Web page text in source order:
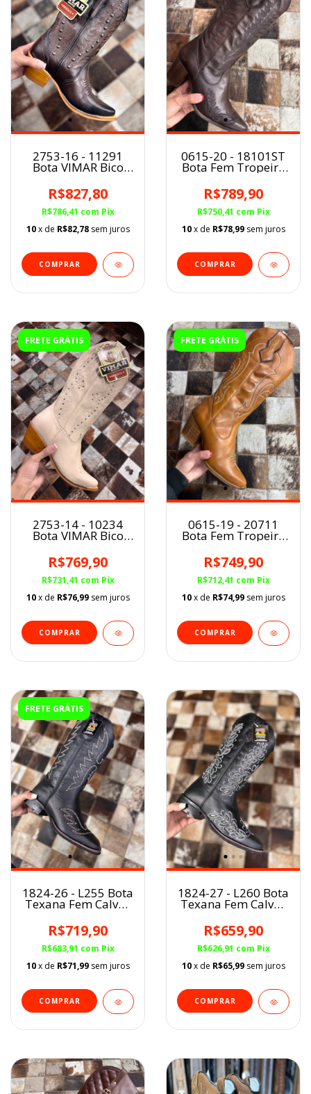
2753-16 - 11291
Bota VIMAR Bico
R$827,80
R$786,41 com Pix
10 x de R$82,78 sem juros
COMPRAR
0615-20 - 18101ST
Bota Fem Tropeiro
Roma Café
R$789,90
R$750,41 com Pix
10 x de R$78,99 sem juros
COMPRAR
FRETE GRÁTIS
2753-14 - 10234
Bota VIMAR Bico
R$769,90
R$731,41 com Pix
10 x de R$76,99 sem juros
COMPRAR
FRETE GRÁTIS
0615-19 - 20711
Bota Fem Tropeiro
Titânio Pinhão/Café
R$749,90
R$712,41 com Pix
10 x de R$74,99 sem juros
COMPRAR
FRETE GRÁTIS
1824-26 - L255 Bota
Texana Fem Calvas
R$719,90
R$683,91 com Pix
10 x de R$71,99 sem juros
COMPRAR
1824-27 - L260 Bota
Texana Fem Calvas
R$659,90
R$626,91 com Pix
10 x de R$65,99 sem juros
COMPRAR